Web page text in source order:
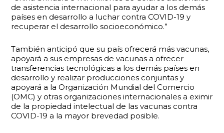
de asistencia internacional para ayudar a los demás
países en desarrollo a luchar contra COVID-19 y
recuperar el desarrollo socioeconómico.”
También anticipó que su país ofrecerá más vacunas,
apoyará a sus empresas de vacunas a ofrecer
transferencias tecnológicas a los demás países en
desarrollo y realizar producciones conjuntas y
apoyará a la Organización Mundial del Comercio
(OMC) y otras organizaciones internacionales a eximir
de la propiedad intelectual de las vacunas contra
COVID-19 a la mayor brevedad posible.